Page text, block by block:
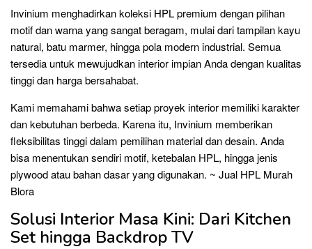
Invinium menghadirkan koleksi HPL premium dengan pilihan
motif dan warna yang sangat beragam, mulai dari tampilan kayu
natural, batu marmer, hingga pola modern industrial. Semua
tersedia untuk mewujudkan interior impian Anda dengan kualitas
tinggi dan harga bersahabat.
Kami memahami bahwa setiap proyek interior memiliki karakter
dan kebutuhan berbeda. Karena itu, Invinium memberikan
fleksibilitas tinggi dalam pemilihan material dan desain. Anda
bisa menentukan sendiri motif, ketebalan HPL, hingga jenis
plywood atau bahan dasar yang digunakan. ~ Jual HPL Murah
Blora
Solusi Interior Masa Kini: Dari Kitchen
Set hingga Backdrop TV